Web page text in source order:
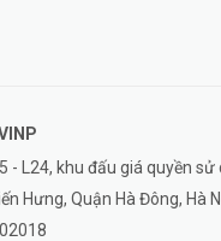
- L24, khu đấu giá quyền
Hưng, Quận Hà Đông, Hà